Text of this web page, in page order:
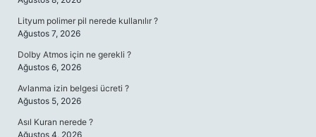
Lityum polimer pil nerede kullanılır ?
Ağustos 7, 2026
Dolby Atmos için ne gerekli ?
Ağustos 6, 2026
Avlanma izin belgesi ücreti ?
Ağustos 5, 2026
Asıl Kuran nerede ?
Ağustos 4, 2026